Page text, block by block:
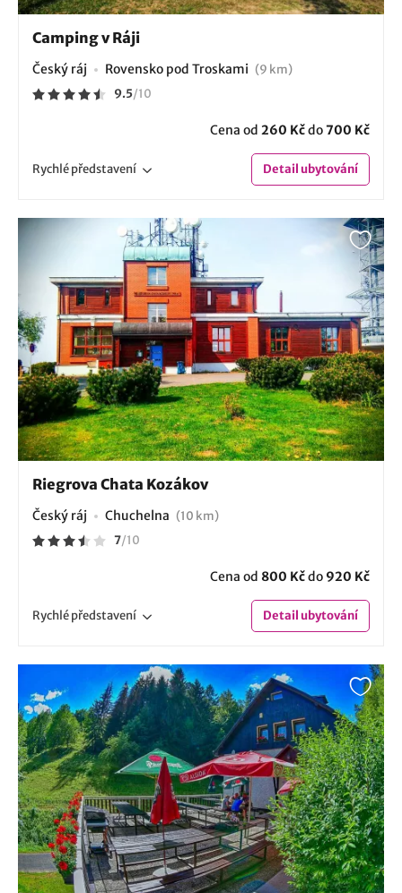
Camping v Ráji
Český ráj Rovensko pod Troskami (9 km)
9.5/10
Cena od 260 Kčdo700 Kč
Rychlépředstavení Detailubytování
Riegrova Chata Kozákov
Český ráj Chuchelna (10 km)
7/10
Cena od 800 Kčdo 920 Kč
Rychlépředstavení Detailubytování